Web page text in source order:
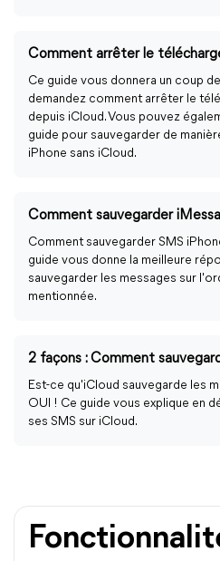
Ce guide vous donnera un coup
demandez comment arrêter le
depuis iCloud. Vous pouvez
guide pour sauvegarder de
iPhone sans iCloud.
Comment sauvegarder SMS
guide vous donne la meilleure
sauvegarder les messages sur
mentionnée.
2 façons : Comment
Est-ce qu'iCloud sauvegarde les
OUI ! Ce guide vous explique en
ses SMS sur iCloud.